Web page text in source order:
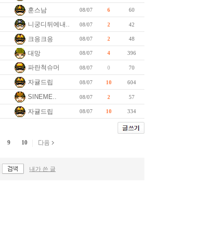
훈스남 08/07 6 60
니궁디뒤에내.. 08/07 2 42
크응크응 08/07 2 48
대망 08/07 4 396
파란척슈머 08/07 0 70
자귤드립 08/07 10 604
SINEME.. 08/07 2 57
자귤드립 08/07 10 334
9 10
내가 쓴 글